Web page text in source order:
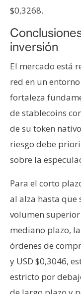
$0,3268.
inversión
El mercado está
red en un
fortaleza
de stablecoins
de su token
riesgo debe
sobre la
Para el corto
al alza hasta que
volumen superior
mediano plazo,
órdenes de
y USD $0,3046,
estricto por